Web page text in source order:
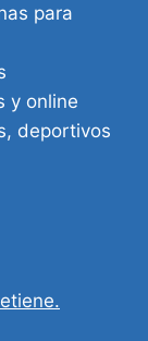
para
y online
deportivos